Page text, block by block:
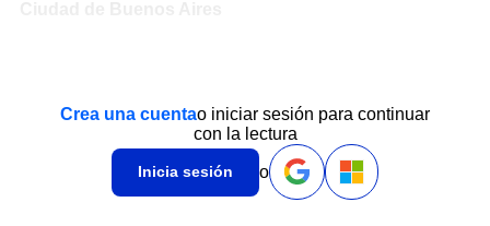
Crea una cuentao iniciar sesión para continuar
con la lectura
Inicia sesión o